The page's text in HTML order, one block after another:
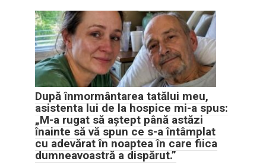
După înmormântarea tatălui meu,
asistenta lui de la hospice mi-a spus:
„M-a rugat să aștept până astăzi
înainte să vă spun ce s-a întâmplat
cu adevărat în noaptea în care fiica
dumneavoastră a dispărut.”